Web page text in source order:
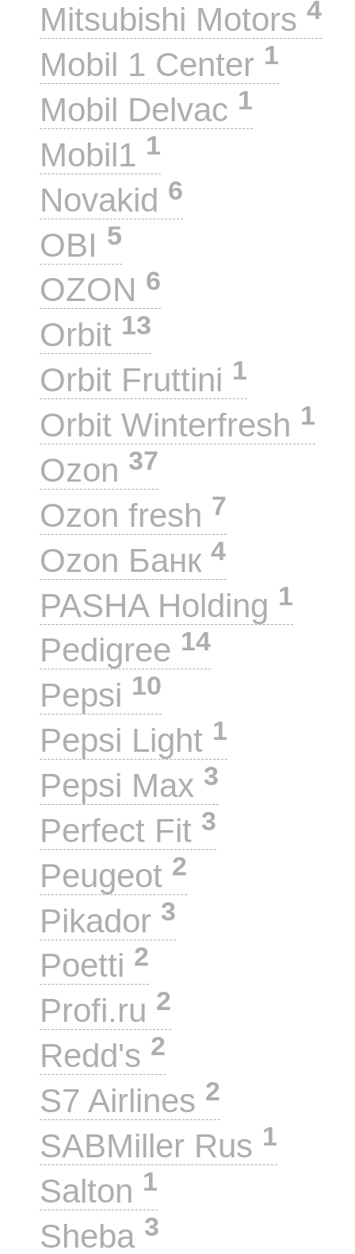
Mitsubishi Motors 4
Mobil 1 Center 1
Mobil Delvac 1
Mobil1 1
Novakid 6
OBI 5
OZON 6
Orbit 13
Orbit Fruttini 1
Orbit Winterfresh 1
Ozon 37
Ozon fresh 7
Ozon Банк 4
PASHA Holding 1
Pedigree 14
Pepsi 10
Pepsi Light 1
Pepsi Max 3
Perfect Fit 3
Peugeot 2
Pikador 3
Poetti 2
Profi.ru 2
Redd's 2
S7 Airlines 2
SABMiller Rus 1
Salton 1
Sheba 3